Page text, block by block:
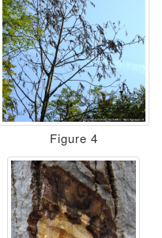
Figure 4